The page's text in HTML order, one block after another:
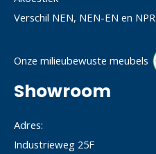
Verschil NEN, NEN-EN en NPR
Onze milieubewuste meubels
Showroom
Adres:
Industrieweg 25F